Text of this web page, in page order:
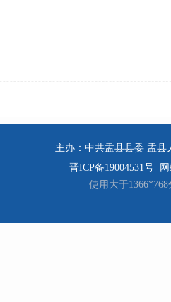
主办：中共盂县县委 盂县
晋ICP备19004531号
使用大于